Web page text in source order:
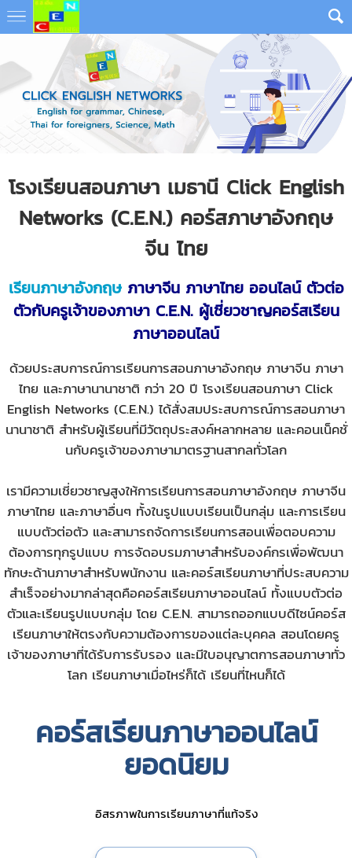
โรงเรียนสอนภาษา เมธานี Click English
Networks (C.E.N.) คอร์สภาษาอังกฤษ
จีน ไทย
เรียนภาษาอังกฤษภาษาจีน ภาษาไทย ออนไลน์ ตัวต่อ
ตัวกับครูเจ้าของภาษา C.E.N. ผู้เชี่ยวชาญคอร์สเรียน
ภาษาออนไลน์
ด้วยประสบการณ์การเรียนการสอนภาษาอังกฤษ ภาษาจีน ภาษา
ไทย และภาษานานาชาติ กว่า 20 ปี โรงเรียนสอนภาษา Click
English Networks (C.E.N.) ได้สั่งสมประสบการณ์การสอนภาษา
นานาชาติ สำหรับผู้เรียนที่มีวัตถุประสงค์หลากหลาย และคอนเน็คชั่
นกับครูเจ้าของภาษามาตรฐานสากลทั่วโลก
เรามีความเชี่ยวชาญสูงให้การเรียนการสอนภาษาอังกฤษ ภาษาจีน
ภาษาไทย และภาษาอื่นๆ ทั้งในรูปแบบเรียนเป็นกลุ่ม และการเรียน
แบบตัวต่อตัว และสามารถจัดการเรียนการสอนเพื่อตอบความ
ต้องการทุกรูปแบบ การจัดอบรมภาษาสำหรับองค์กรเพื่อพัฒนา
ทักษะด้านภาษาสำหรับพนักงาน และคอร์สเรียนภาษาที่ประสบความ
สำเร็จอย่างมากล่าสุดคือคอร์สเรียนภาษาออนไลน์ ทั้งแบบตัวต่อ
ตัวและเรียนรูปแบบกลุ่ม โดย C.E.N. สามารถออกแบบดีไซน์คอร์ส
เรียนภาษาให้ตรงกับความต้องการของแต่ละบุคคล สอนโดยครู
เจ้าของภาษาที่ได้รับการรับรอง และมีใบอนุญาตการสอนภาษาทั่ว
โลก เรียนภาษาเมื่อไหร่ก็ได้ เรียนที่ไหนก็ได้
คอร์สเรียนภาษาออนไลน์
ยอดนิยม
อิสรภาพในการเรียนภาษาที่แท้จริง